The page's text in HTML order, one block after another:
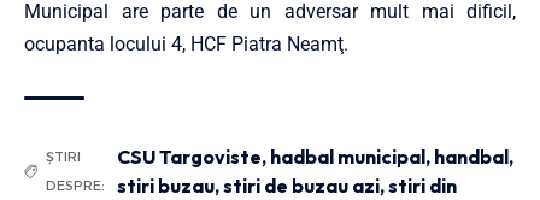
Municipal are parte de un adversar mult mai dificil,
ocupanta locului 4, HCF Piatra Neamţ.
ȘTIRI
DESPRE:
CSU Targoviste, hadbal municipal, handbal,
stiri buzau,stiri de buzau azi,stiri din